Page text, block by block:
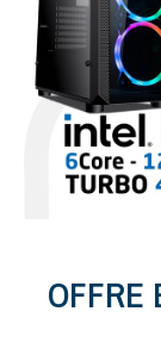
OFFRE